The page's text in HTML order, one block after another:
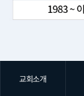
교회소개